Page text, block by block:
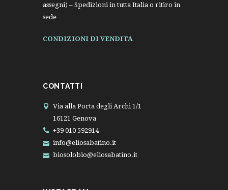
assegni) – Spedizioni in tutta Italia o ritiro in
sede
CONDIZIONI DI VENDITA
CONTATTI
Via alla Porta degli Archi 1/1
16121 Genova
+39 010 592914
info@eliosabatino.it
biosolobio@eliosabatino.it